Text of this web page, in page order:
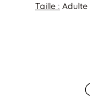
Taille :Adulte